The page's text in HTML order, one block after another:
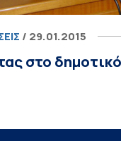
/ 29.01.2015
στο